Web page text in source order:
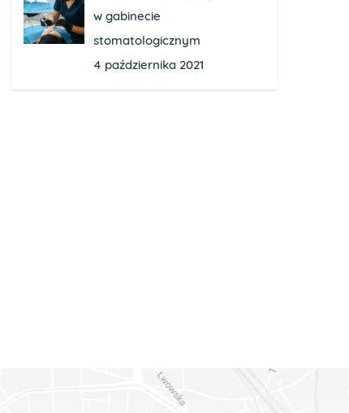
w gabinecie
stomatologicznym
4 października 2021